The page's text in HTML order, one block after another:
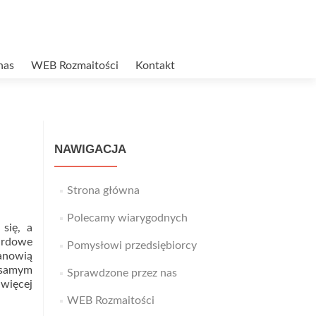
WEB Rozmaitości Kontakt
się, a
NAWIGACJA
Strona główna
Polecamy wiarygodnych
Pomysłowi przedsiębiorcy
Sprawdzone przez nas
WEB Rozmaitości